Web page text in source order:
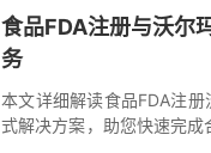
食品FDA注册与沃尔
务
本文详细解读食品FDA注
式解决方案，助您快速完成